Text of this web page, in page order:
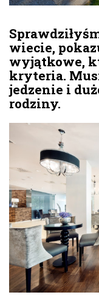
wiecie,
wyjątkowe,
kryteria.
jedzenie i
rodziny.